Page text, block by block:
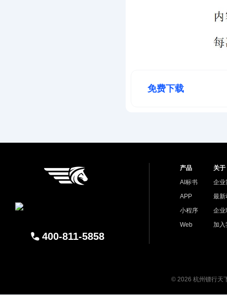
免费下载
400-811-5858
产品
AI标书
APP
小程序
Web
关于
企业
最新
企业
加入
© 2026 杭州镖行天